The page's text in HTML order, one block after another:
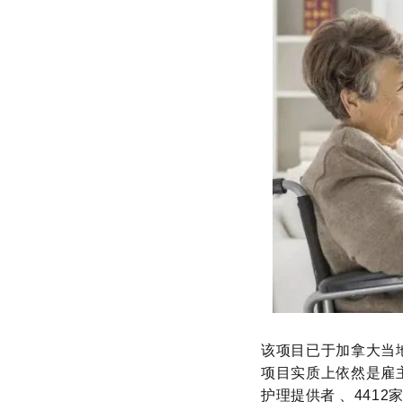
该项目已于加拿大当
项目实质上依然是雇
护理提供者 、4412